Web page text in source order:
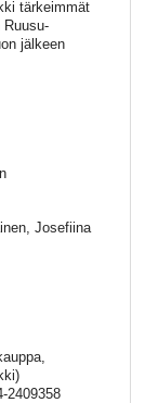
tärkeimmät
jälkeen
Josefiina
2409358